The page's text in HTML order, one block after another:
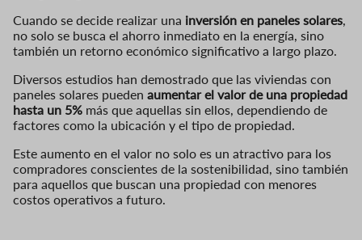
Cuando se decide realizar una inversión en paneles solares,
no solo se busca el ahorro inmediato en la energía, sino
también un retorno económico significativo a largo plazo.
Diversos estudios han demostrado que las viviendas con
paneles solares pueden aumentar el valor de una propiedad
hasta un 5% más que aquellas sin ellos, dependiendo de
factores como la ubicación y el tipo de propiedad.
Este aumento en el valor no solo es un atractivo para los
compradores conscientes de la sostenibilidad, sino también
para aquellos que buscan una propiedad con menores
costos operativos a futuro.